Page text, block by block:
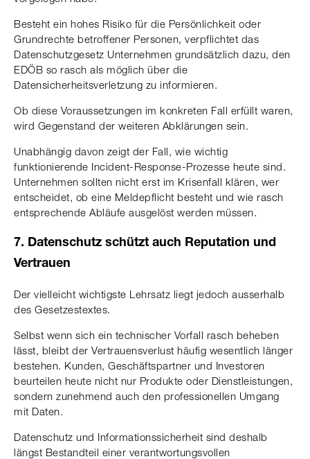
Besteht ein hohes Risiko für die Persönlichkeit oder
Grundrechte betroffener Personen, verpflichtet das
Datenschutzgesetz Unternehmen grundsätzlich dazu, den
EDÖB so rasch als möglich über die
Datensicherheitsverletzung zu informieren.
Ob diese Voraussetzungen im konkreten Fall erfüllt waren,
wird Gegenstand der weiteren Abklärungen sein.
Unabhängig davon zeigt der Fall, wie wichtig
funktionierende Incident-Response-Prozesse heute sind.
Unternehmen sollten nicht erst im Krisenfall klären, wer
entscheidet, ob eine Meldepflicht besteht und wie rasch
entsprechende Abläufe ausgelöst werden müssen.
7. Datenschutz schützt auch Reputation und
Vertrauen
Der vielleicht wichtigste Lehrsatz liegt jedoch ausserhalb
des Gesetzestextes.
Selbst wenn sich ein technischer Vorfall rasch beheben
lässt, bleibt der Vertrauensverlust häufig wesentlich länger
bestehen. Kunden, Geschäftspartner und Investoren
beurteilen heute nicht nur Produkte oder Dienstleistungen,
sondern zunehmend auch den professionellen Umgang
mit Daten.
Datenschutz und Informationssicherheit sind deshalb
längst Bestandteil einer verantwortungsvollen